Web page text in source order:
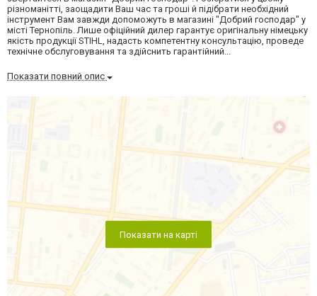
різноманітті, заощадити Ваш час та гроші й підібрати необхідний
інструмент Вам завжди допоможуть в магазині "Добрий господар" у
місті Тернопіль. Лише офіційний дилер гарантує оригінальну німецьку
якість продукції STIHL, надасть компетентну консультацію, проведе
технічне обслуговування та здійснить гарантійний...
Показати повний опис
Показати на карті